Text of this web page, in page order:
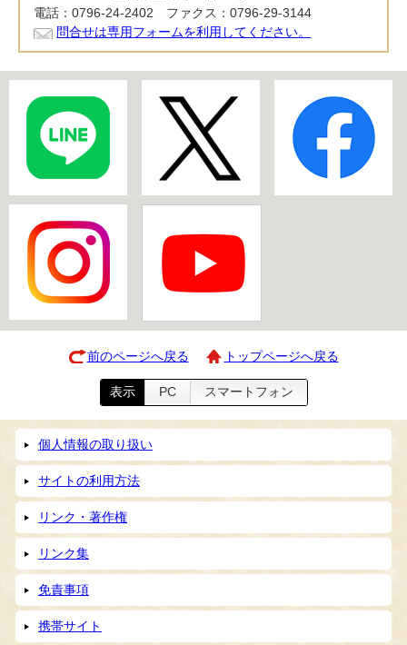
電話：0796-24-2402 ファクス：0796-29-3144
問合せは専用フォームを利用してください。
前のページへ戻る トップページへ戻る
表示 PC スマートフォン
個人情報の取り扱い
サイトの利用方法
リンク・著作権
リンク集
免責事項
携帯サイト